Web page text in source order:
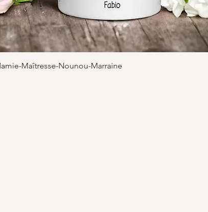
Maîtresse-Nounou-Marraine